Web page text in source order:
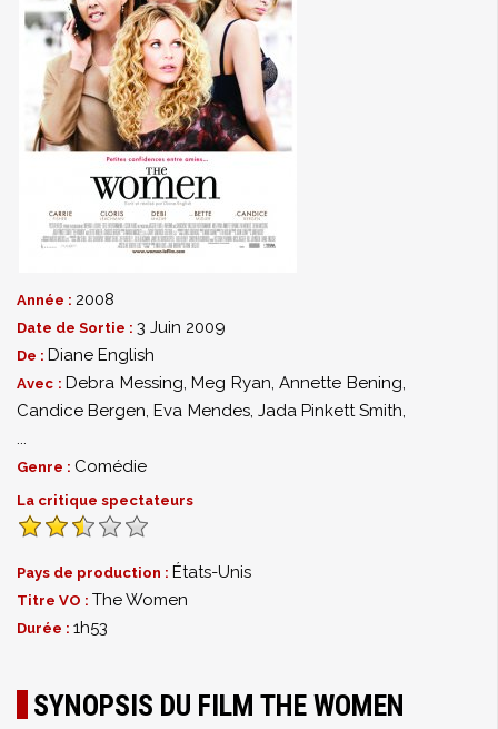
Année : 2008
Date de Sortie : 3 Juin 2009
De : Diane English
Avec : Debra Messing,Meg Ryan,Annette Bening,
Candice Bergen,Eva Mendes, Jada Pinkett Smith,
...
Genre : Comédie
La critique spectateurs
Pays de production : États-Unis
Titre VO : The Women
Durée : 1h53
SYNOPSIS DU FILM THE WOMEN